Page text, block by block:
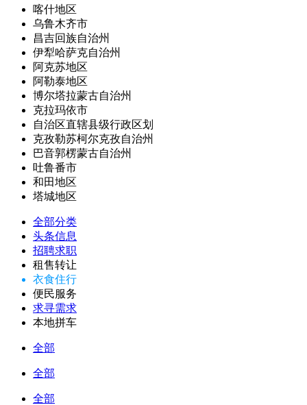
喀什地区
乌鲁木齐市
昌吉回族自治州
伊犁哈萨克自治州
阿克苏地区
阿勒泰地区
博尔塔拉蒙古自治州
克拉玛依市
自治区直辖县级行政区划
克孜勒苏柯尔克孜自治州
巴音郭楞蒙古自治州
吐鲁番市
和田地区
塔城地区
全部分类
头条信息
招聘求职
租售转让
衣食住行
便民服务
求寻需求
本地拼车
全部
全部
全部